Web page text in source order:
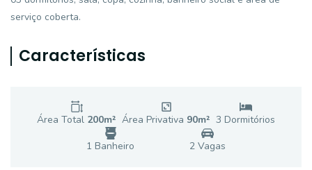
serviço coberta.
Características
Área Total 200m² Área Privativa 90m² 3 Dormitórios
1 Banheiro 2 Vagas